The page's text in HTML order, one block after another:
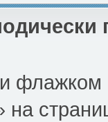
флажком